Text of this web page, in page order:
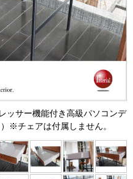
ッサー機能付き高級パソコンデ
※チェアは付属しません。